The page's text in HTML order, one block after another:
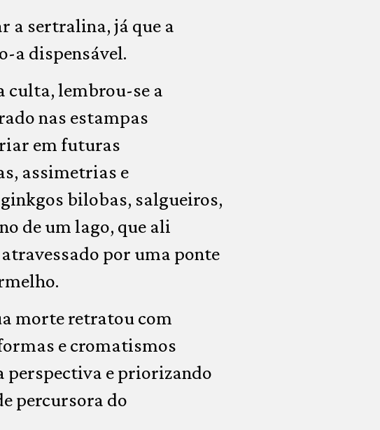
a sertralina, já que a
a dispensável.
culta, lembrou-se a
nas estampas
em futuras
assimetrias e
bilobas, salgueiros,
de um lago, que ali
por uma ponte
morte retratou com
e cromatismos
perspectiva e priorizando
percursora do